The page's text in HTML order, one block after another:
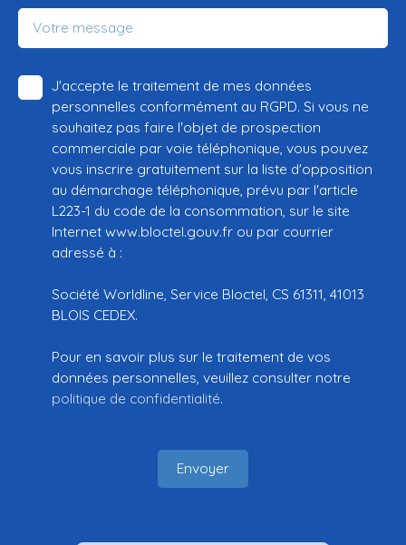
Votre message
J'accepte le traitement de mes données
personnelles conformément au RGPD. Si vous ne
souhaitez pas faire l'objet de prospection
commerciale par voie téléphonique, vous pouvez
vous inscrire gratuitement sur la liste d'opposition
au démarchage téléphonique, prévu par l'article
L223-1 du code de la consommation, sur le site
Internet www.bloctel.gouv.fr ou par courrier
adressé à :
Société Worldline, Service Bloctel, CS 61311, 41013
BLOIS CEDEX.
Pour en savoir plus sur le traitement de vos
données personnelles, veuillez consulter notre
politique de confidentialité.
Envoyer